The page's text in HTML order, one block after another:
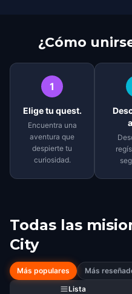
¿Cómo
1
Elige tu quest.
Encuentra una
aventura que
despierte tu
curiosidad.
Todas las
City
Más populares Más
Lista